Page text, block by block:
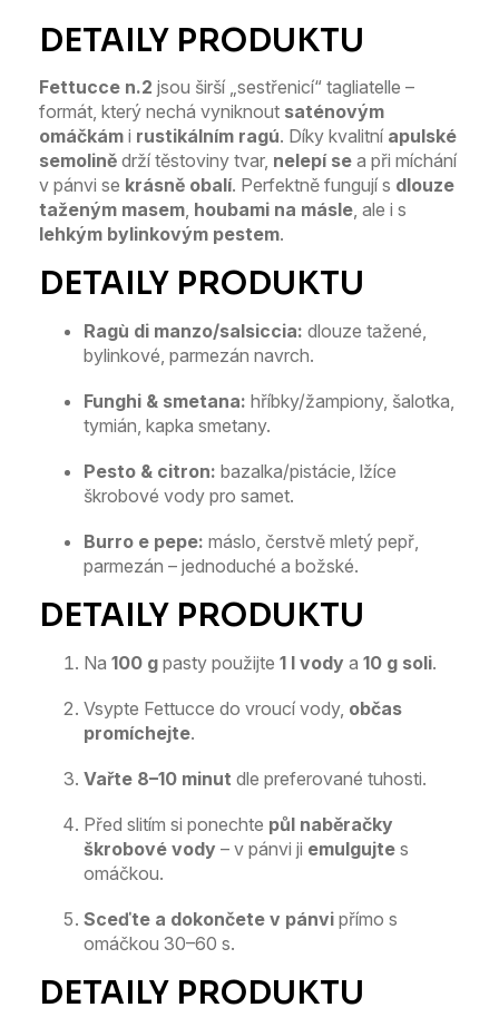
Fettucce n.2 jsou širší „sestřenicí“ tagliatelle –
formát, který nechá vyniknout saténovým
omáčkám i rustikálním ragú. Díky kvalitní apulské
semolině drží těstoviny tvar, nelepí se a při míchání
v pánvi se krásně obalí. Perfektně fungují s dlouze
taženým masem houbami na másle , ale i s
lehkým bylinkovým pestem.
Ragù di manzo/salsiccia: dlouze tažené,
bylinkové, parmezán navrch.
Funghi & smetana: hříbky/žampiony, šalotka,
tymián, kapka smetany.
Pesto & citron: bazalka/pistácie, lžíce
škrobové vody pro samet.
Burro e pepe: máslo, čerstvě mletý pepř,
parmezán – jednoduché a božské.
Na 100 g pasty použijte 1 l vody a 10 g soli.
Vsypte Fettucce do vroucí vody, občas
promíchejte.
Vařte 8–10 minut dle preferované tuhosti.
Před slitím si ponechte půl naběračky
škrobové vody – v pánvi ji emulgujte s
omáčkou.
Sceďte a dokončete v pánvi přímo s
omáčkou 30–60 s.